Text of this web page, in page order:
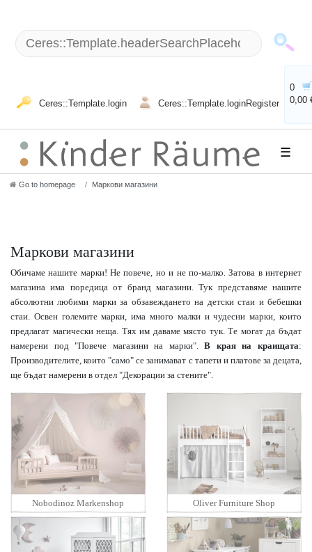
Ceres::Template.login Ceres::Template.loginRegister
0
0,00
☰
Go to homepage Маркови магазини
Маркови магазини
Обичаме нашите марки! Не повече, но и не по-малко. Затова в интернет
магазина има поредица от бранд магазини. Тук представяме нашите
абсолютни любими марки за обзавеждането на детски стаи и бебешки
стаи. Освен големите марки, има много малки и чудесни марки, които
предлагат магически неща. Тях им даваме място тук. Те могат да бъдат
намерени под "Повече магазини на марки".В края на краищата:
Производителите, които "само" се занимават с тапети и платове за децата,
ще бъдат намерени в отдел "Декорации за стените".
Nobodinoz Markenshop Oliver Furniture Shop